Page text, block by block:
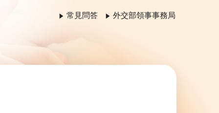
常見問答 外交部領事事務局